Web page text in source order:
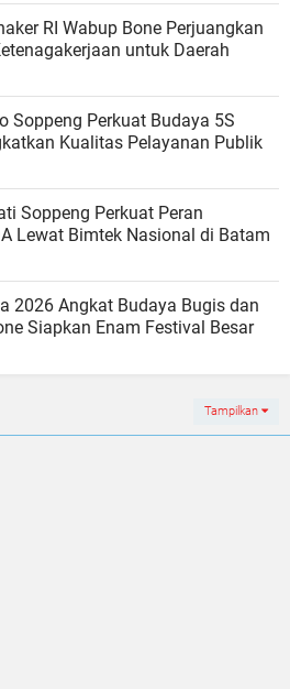
RI Wabup Bone Perjuangkan
untuk Daerah
Soppeng Perkuat Budaya 5S
Kualitas Pelayanan Publik
Soppeng Perkuat Peran
Lewat Bimtek Nasional di Batam
2026 Angkat Budaya Bugis dan
Siapkan Enam Festival Besar
Tampilkan